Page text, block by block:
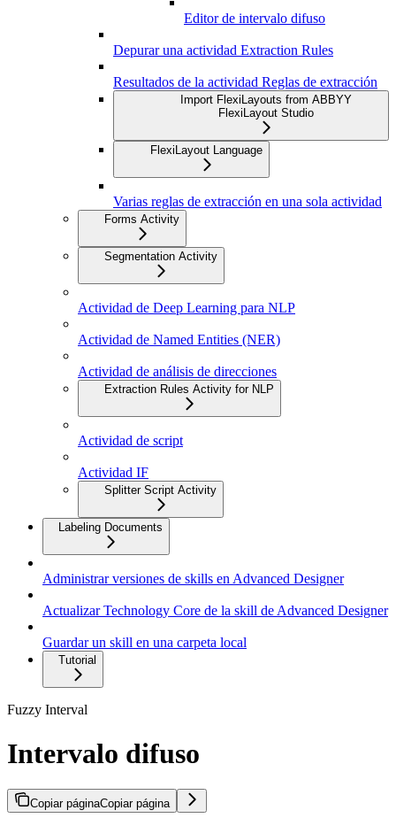
Editor de intervalo difuso
Depurar una actividad Extraction Rules
Resultados de la actividad Reglas de extracción
Import FlexiLayouts from ABBYY
FlexiLayout Studio
FlexiLayout Language
Varias reglas de extracción en una sola actividad
Forms Activity
Segmentation Activity
Actividad de Deep Learning para NLP
Actividad de Named Entities (NER)
Actividad de análisis de direcciones
Extraction Rules Activity for NLP
Actividad de script
Actividad IF
Splitter Script Activity
Labeling Documents
Administrar versiones de skills en Advanced Designer
Actualizar Technology Core de la skill de Advanced Designer
Guardar un skill en una carpeta local
Tutorial
Fuzzy Interval
Intervalo difuso
Copiar páginaCopiar página